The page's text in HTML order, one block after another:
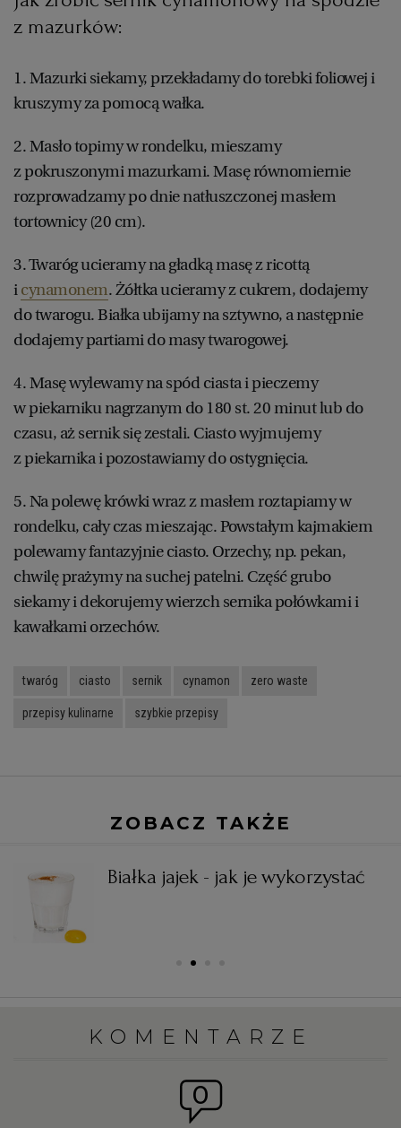
SOSNOWIEC
SZCZECIN
TRÓJMIASTO
WAŁBRZYCH
WARSZAWA
WROCŁAW
ZIELONA GÓRA
z mazurków:
1. Mazurki siekamy, przekładamy do torebki foliowej i
kruszymy za pomocą wałka.
2. Masło topimy w rondelku, mieszamy
z pokruszonymi mazurkami. Masę równomiernie
rozprowadzamy po dnie natłuszczonej masłem
tortownicy (20 cm).
3. Twaróg ucieramy na gładką masę z ricottą
icynamonem. Żółtka ucieramy z cukrem, dodajemy
do twarogu. Białka ubijamy na sztywno, a następnie
dodajemy partiami do masy twarogowej.
4. Masę wylewamy na spód ciasta i pieczemy
w piekarniku nagrzanym do 180 st. 20 minut lub do
czasu, aż sernik się zestali. Ciasto wyjmujemy
z piekarnika i pozostawiamy do ostygnięcia.
5. Na polewę krówki wraz z masłem roztapiamy w
rondelku, cały czas mieszając. Powstałym kajmakiem
polewamy fantazyjnie ciasto. Orzechy, np. pekan,
chwilę prażymy na suchej patelni. Część grubo
siekamy i dekorujemy wierzch sernika połówkami i
kawałkami orzechów.
twaróg ciasto sernik cynamon zero waste
przepisy kulinarne szybkie przepisy
ZOBACZ TAKŻE
Białka jajek - jak je wykorzystać
KOMENTARZE
0